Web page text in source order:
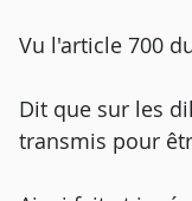
Vu l'article 700
Dit que sur les
transmis pour